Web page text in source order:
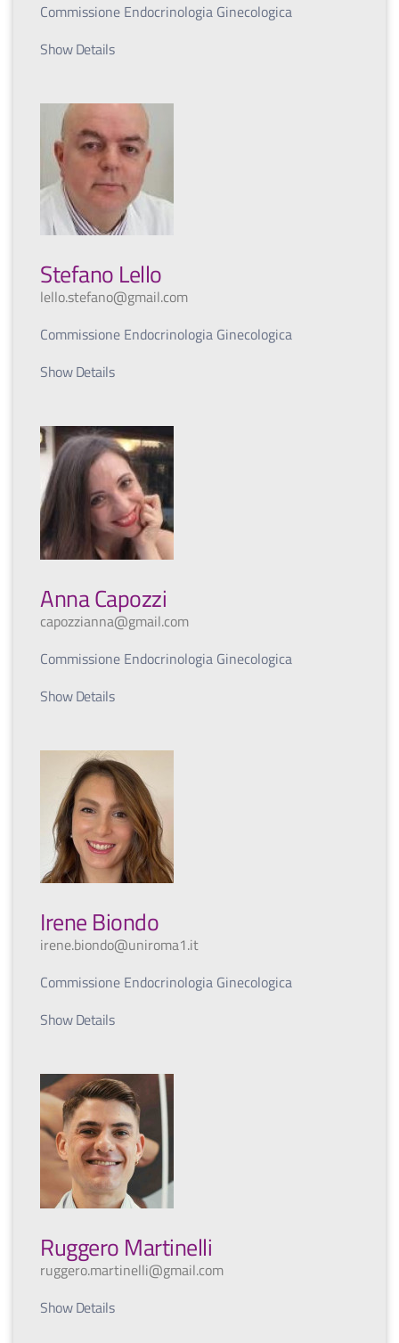
Commissione Endocrinologia Ginecologica
Show Details
Stefano Lello
lello.stefano@gmail.com
Commissione Endocrinologia Ginecologica
Show Details
Anna Capozzi
capozzianna@gmail.com
Commissione Endocrinologia Ginecologica
Show Details
Irene Biondo
irene.biondo@uniroma1.it
Commissione Endocrinologia Ginecologica
Show Details
Ruggero Martinelli
ruggero.martinelli@gmail.com
Show Details